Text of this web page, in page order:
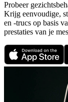
Probeer
Krijg eenvoudige,
en -trucs op basis
prestaties van je